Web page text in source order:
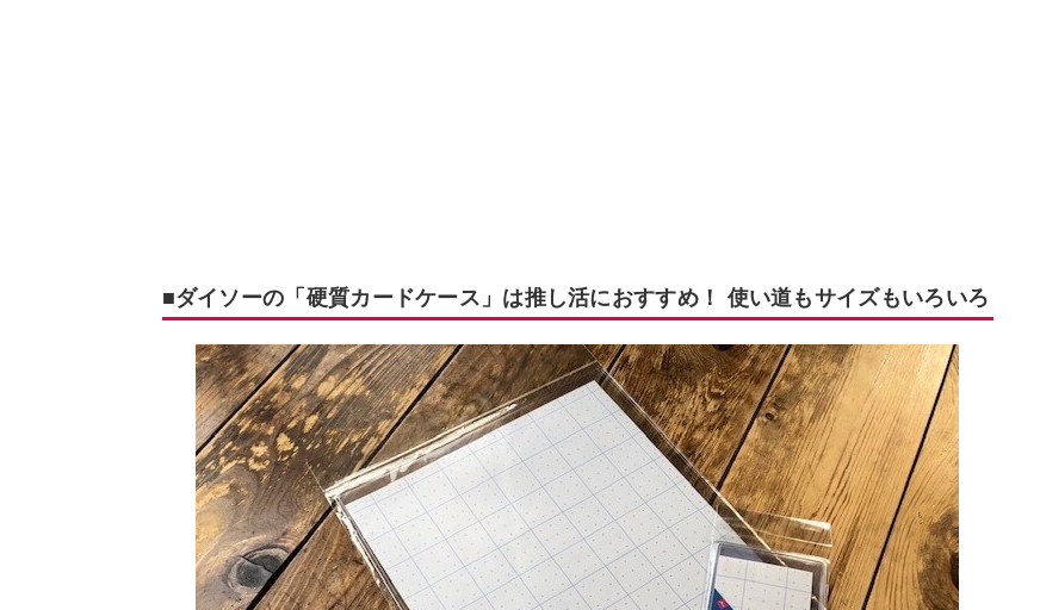
■ダイソーの「硬質カードケース」は推し活におすすめ！ 使い道もサイズもいろいろ